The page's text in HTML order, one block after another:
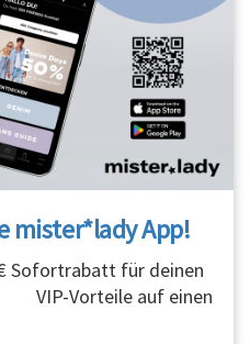
mister*lady App!
Sofortrabatt für deinen
Vorteile auf einen